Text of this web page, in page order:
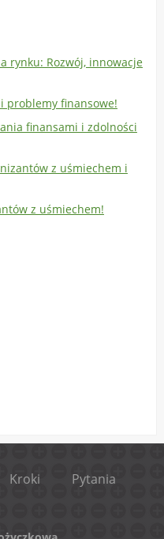
rynku: Rozwój, innowacje
problemy finansowe!
finansami i zdolności
z uśmiechem i
z uśmiechem!
Kroki
Pytania